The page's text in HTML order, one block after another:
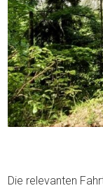
Die relevanten